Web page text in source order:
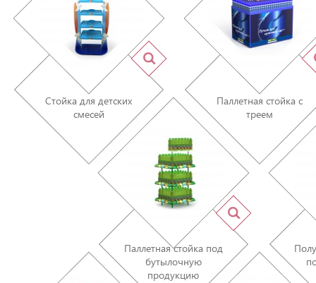
Стойка для детских
смесей
Паллетная стойка с
треем
Паллетная стойка под
бутылочную
продукцию